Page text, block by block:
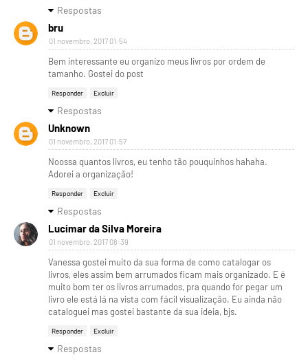
Respostas
bru
01 novembro, 2017 01:54
Bem interessante eu organizo meus livros por ordem de
tamanho. Gostei do post
Responder Excluir
Respostas
Unknown
01 novembro, 2017 01:57
Noossa quantos livros, eu tenho tão pouquinhos hahaha.
Adorei a organização!
Responder Excluir
Respostas
Lucimar da Silva Moreira
01 novembro, 2017 08:39
Vanessa gostei muito da sua forma de como catalogar os
livros, eles assim bem arrumados ficam mais organizado. E é
muito bom ter os livros arrumados, pra quando for pegar um
livro ele está lá na vista com fácil visualização. Eu ainda não
cataloguei mas gostei bastante da sua ideia, bjs.
Responder Excluir
Respostas